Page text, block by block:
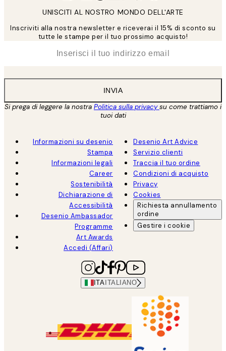
UNISCITI AL NOSTRO MONDO DELL'ARTE
Inscriviti alla nostra newsletter e riceverai il 15% di sconto su
tutte le stampe per il tuo prossimo acquisto!
INVIA
Si prega di leggere la nostra Politica sulla privacysu come trattiamo i
tuoi dati
Informazioni su desenio
Stampa
Informazioni legali
Career
Sostenibilità
Dichiarazione di
Accessibilità
Desenio Ambassador
Programme
Art Awards
Accedi (Affari)
Desenio Art Advice
Servizio clienti
Traccia il tuo ordine
Condizioni di acquisto
Privacy
Cookies
Richiesta annullamento
ordine
Gestire i cookie
ITA ITALIANO